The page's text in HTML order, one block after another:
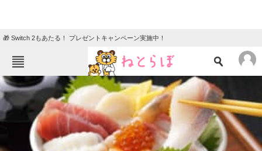
🎁 Switch 2もあたる！ プレゼントキャンペーン実施中！
ねとらぼメニュー
ニュース
エンタメ クイズ
地域